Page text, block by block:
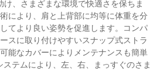
け、さまざまな環境で快適さを保ちま
により、肩と上背部に均等に体重を分
てより良い姿勢を促進します。コンパ
スに取り付けやすいスナップ式ストラ
能なカバーによりメンテナンスも簡単
テムにより、左、右、まっすぐのさま